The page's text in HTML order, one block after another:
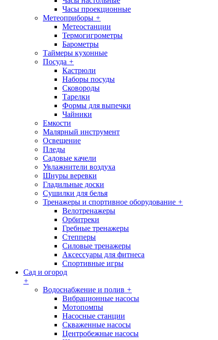
Часы проекционные
Метеоприборы +
Метеостанции
Термогигрометры
Барометры
Таймеры кухонные
Посуда +
Кастрюли
Наборы посуды
Сковороды
Тарелки
Формы для выпечки
Чайники
Емкости
Малярный инструмент
Освещение
Пледы
Садовые качели
Увлажнители воздуха
Шнуры веревки
Гладильные доски
Сушилки для белья
Тренажеры и спортивное оборудование +
Велотренажеры
Орбитреки
Гребные тренажеры
Степперы
Силовые тренажеры
Аксессуары для фитнеса
Спортивные игры
Сад и огород
+
Водоснабжение и полив +
Вибрационные насосы
Мотопомпы
Насосные станции
Скваженные насосы
Центробежные насосы